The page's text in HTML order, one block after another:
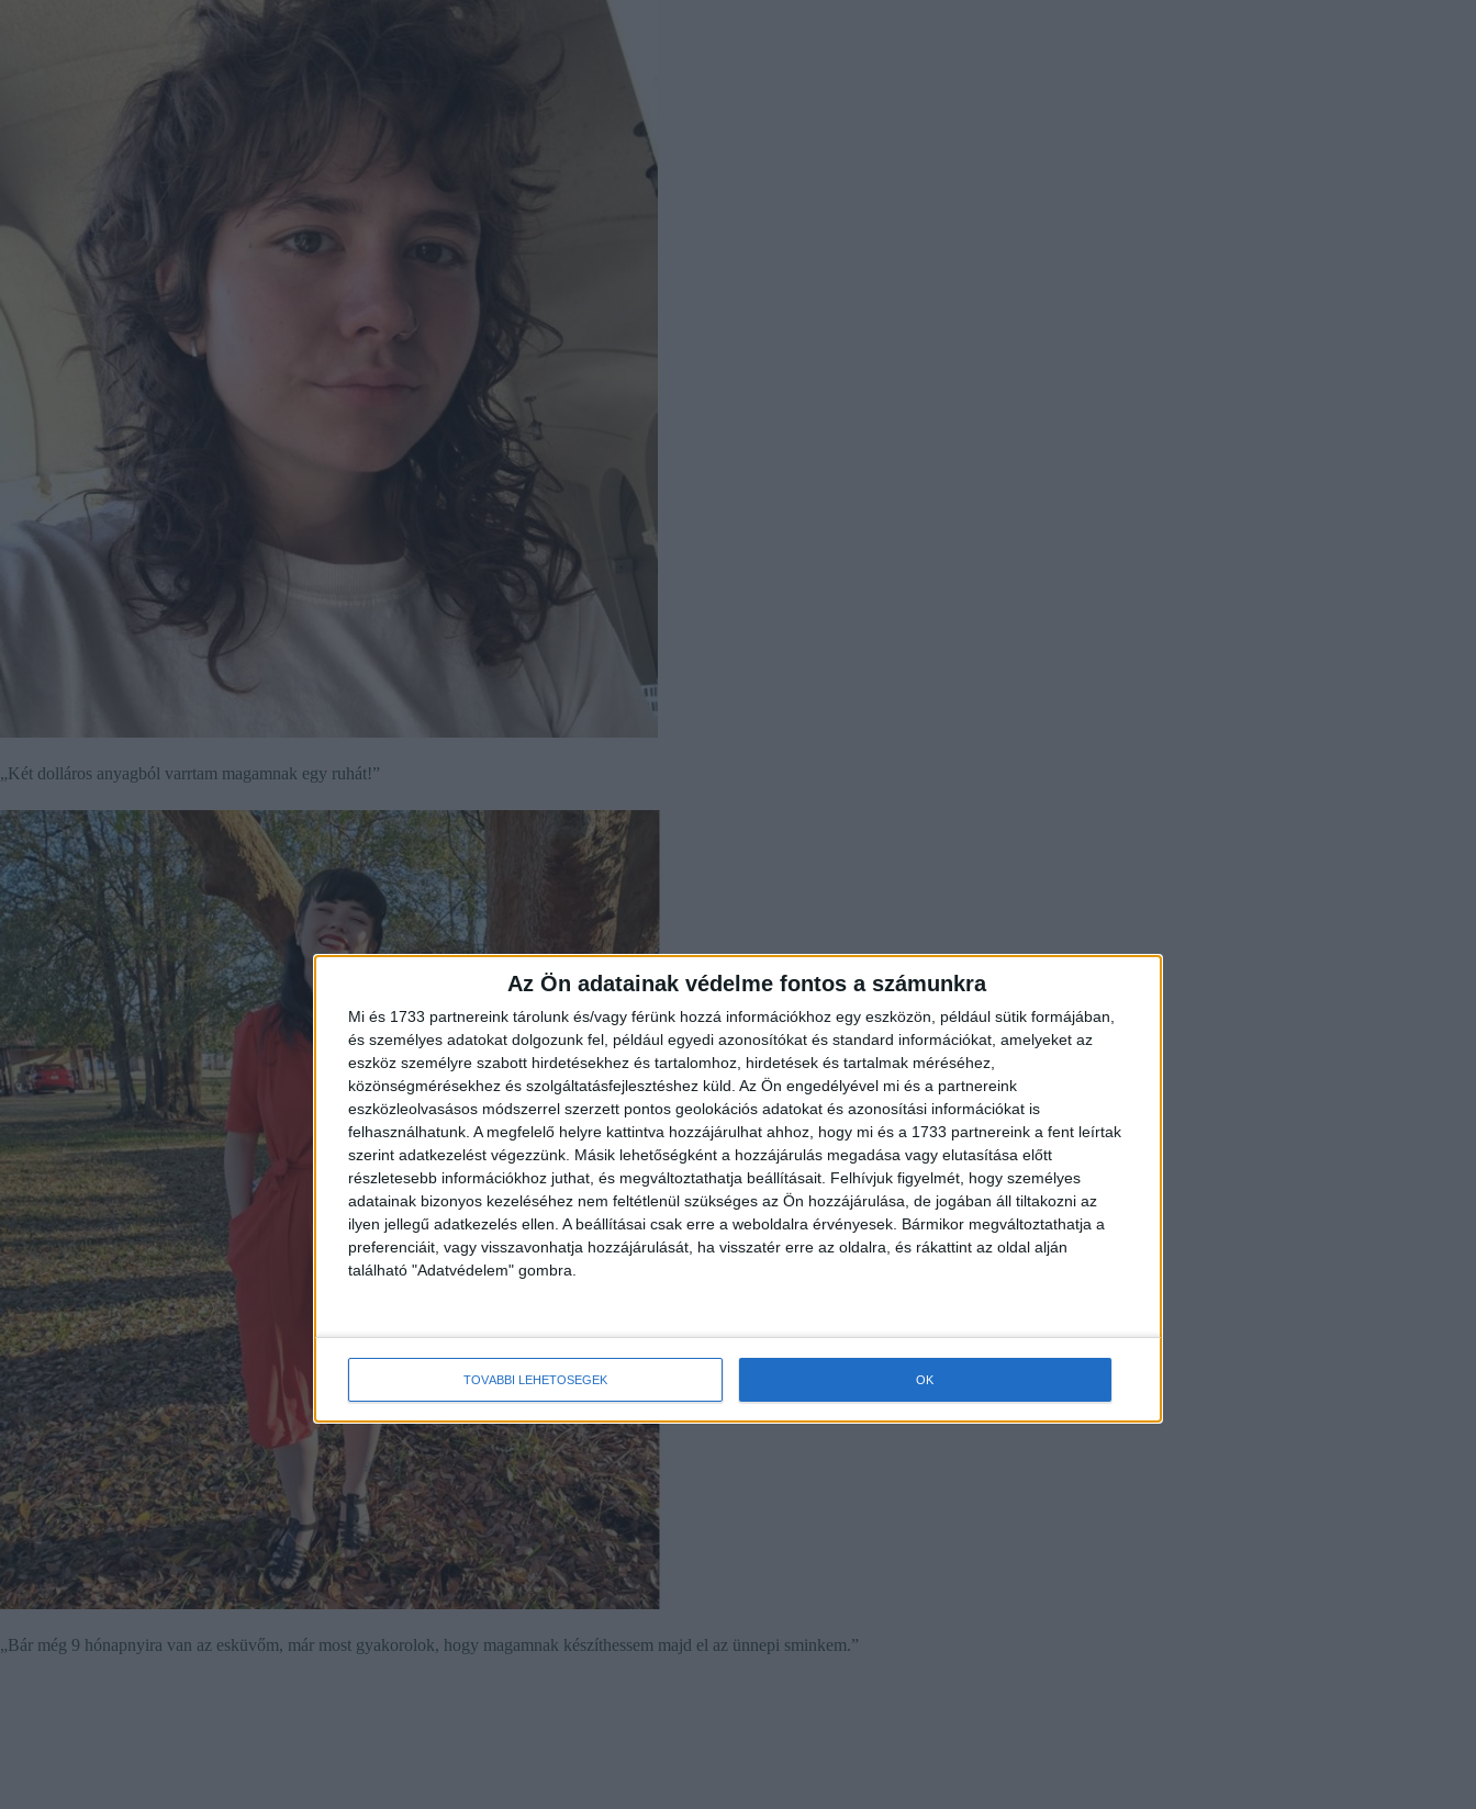
Az Ön adatainak védelme fontos a számunkra
Mi és 1733 partnereink tárolunk és/vagy férünk hozzá információkhoz egy eszközön, például sütik formájában,
és személyes adatokat dolgozunk fel, például egyedi azonosítókat és standard információkat, amelyeket az
eszköz személyre szabott hirdetésekhez és tartalomhoz, hirdetések és tartalmak méréséhez,
közönségmérésekhez és szolgáltatásfejlesztéshez küld. Az Ön engedélyével mi és a partnereink
eszközleolvasásos módszerrel szerzett pontos geolokációs adatokat és azonosítási információkat is
felhasználhatunk. A megfelelő helyre kattintva hozzájárulhat ahhoz, hogy mi és a 1733 partnereink a fent leírtak
szerint adatkezelést végezzünk. Másik lehetőségként a hozzájárulás megadása vagy elutasítása előtt
részletesebb információkhoz juthat, és megváltoztathatja beállításait. Felhívjuk figyelmét, hogy személyes
adatainak bizonyos kezeléséhez nem feltétlenül szükséges az Ön hozzájárulása, de jogában áll tiltakozni az
ilyen jellegű adatkezelés ellen. A beállításai csak erre a weboldalra érvényesek. Bármikor megváltoztathatja a
preferenciáit, vagy visszavonhatja hozzájárulását, ha visszatér erre az oldalra, és rákattint az oldal alján
található "Adatvédelem" gombra.
TOVÁBBI LEHETŐSÉGEK OK
„Két dolláros anyagból varrtam magamnak egy ruhát!”
„Bár még 9 hónapnyira van az esküvőm, már most gyakorolok, hogy magamnak készíthessem majd el az ünnepi sminkem.”